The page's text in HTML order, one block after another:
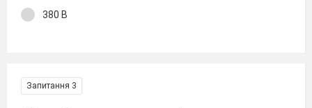
380 В
Запитання 3